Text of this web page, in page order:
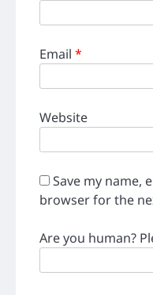
Email *
Website
Save my name,
browser for the
Are you human?